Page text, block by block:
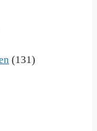
(131)